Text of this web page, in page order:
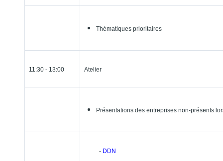
Thématiques prioritaires
11:30 - 13:00 Atelier
Présentations des entreprises non-présents
- DDN